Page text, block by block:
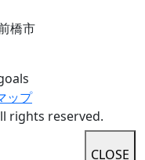
橋市
ップ
rights reserved.
CLOSE